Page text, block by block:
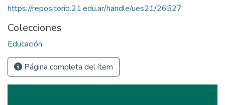
https://repositorio.21.edu.ar/handle/ues21/26527
Colecciones
Educación
Página completa del ítem